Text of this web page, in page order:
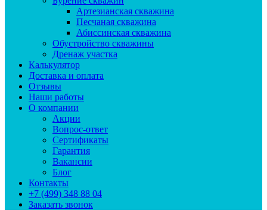
Артезианская скважина
Песчаная скважина
Абиссинская скважина
Обустройство скважины
Дренаж участка
Калькулятор
Доставка и оплата
Отзывы
Наши работы
О компании
Акции
Вопрос-ответ
Сертификаты
Гарантия
Вакансии
Блог
Контакты
+7 (499) 348 88 04
Заказать звонок